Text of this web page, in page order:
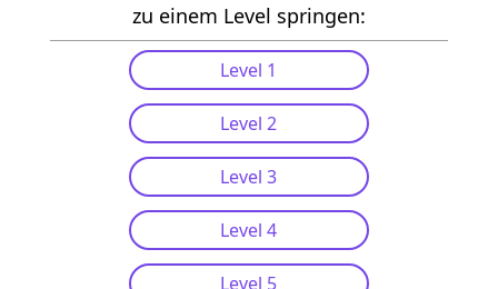
zu einem Level springen:
Level 1
Level 2
Level 3
Level 4
Level 5
Dawn Chorus
Annotations-Quiz
Spiele jeden Abschnitt ab
und versuche die
Vogelarten, die Du hörst, zu
bestimmen. Wenn Du Hilfe
brauchst, kannst Du Dir für
jede Aufnahme einen